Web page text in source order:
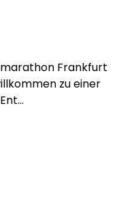
Frankfurt
zu einer